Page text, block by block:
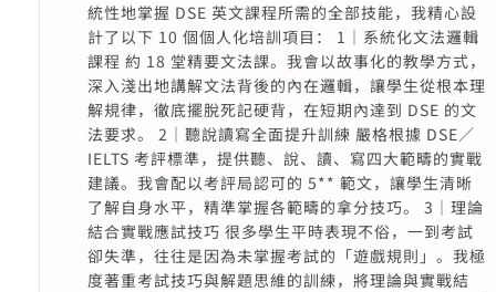
統性地掌握 DSE 英文課程所需的全部技能，我精心設
計了以下 10 個個人化培訓項目： 1｜系統化文法邏輯
課程 約 18 堂精要文法課。我會以故事化的教學方式，
深入淺出地講解文法背後的內在邏輯，讓學生從根本理
解規律，徹底擺脫死記硬背，在短期內達到 DSE 的文
法要求。 2｜聽說讀寫全面提升訓練 嚴格根據 DSE／
IELTS 考評標準，提供聽、說、讀、寫四大範疇的實戰
建議。我會配以考評局認可的 5** 範文，讓學生清晰
了解自身水平，精準掌握各範疇的拿分技巧。 3｜理論
結合實戰應試技巧 很多學生平時表現不俗，一到考試
卻失準，往往是因為未掌握考試的「遊戲規則」。我極
度著重考試技巧與解題思維的訓練，將理論與實戰結